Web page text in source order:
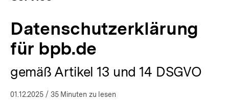
Datenschutzerklärung
für bpb.de
gemäß Artikel 13 und 14 DSGVO
01.12.2025 / 35 Minuten zu lesen